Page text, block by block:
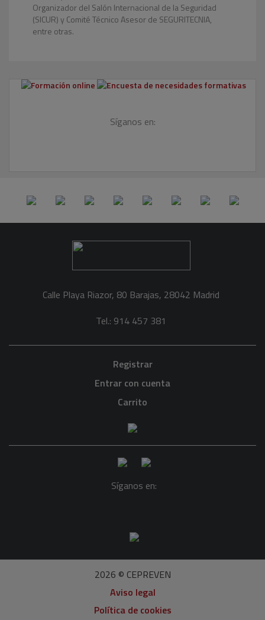
Organizador del Salón Internacional de la Seguridad
(SICUR) y Comité Técnico Asesor de SEGURITECNIA,
entre otras.
Síganos en:
Calle Playa Riazor, 80 Barajas, 28042 Madrid
Tel.: 914 457 381
Registrar
Entrar con cuenta
Carrito
Síganos en:
2026 © CEPREVEN
Aviso legal
Política de cookies